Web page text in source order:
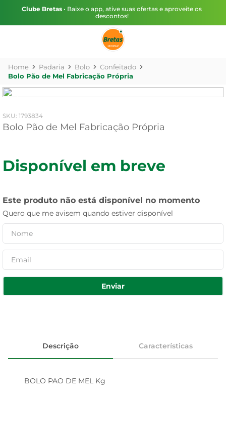
Clube Bretas • Baixe o app, ative suas ofertas e aproveite os
descontos!
Padaria Bolo
Confeitado
Bolo Pão de Mel Fabricação Própria
: 1793834
Bolo Pão de Mel Fabricação Própria
Disponível em breve
Este produto não está disponível no momento
Quero que me avisem quando estiver disponível
Enviar
Descrição Características
BOLO PAO DE MEL Kg